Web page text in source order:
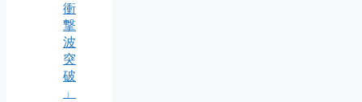
衝
撃
波
突
破
」